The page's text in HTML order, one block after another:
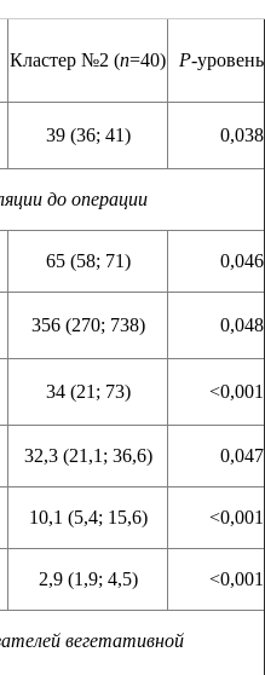
Кластер №2 (n=40) P-уровень
39 (36; 41) 0,038
до операции
65 (58; 71) 0,046
356 (270; 738) 0,048
34 (21; 73) <0,001
32,3 (21,1; 36,6) 0,047
10,1 (5,4; 15,6) <0,001
2,9 (1,9; 4,5) <0,001
вегетативной